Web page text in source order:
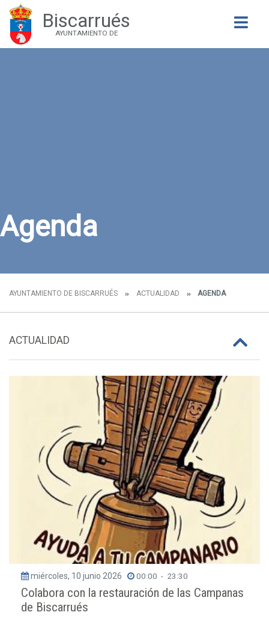
Biscarrués
AYUNTAMIENTO DE
Agenda
AYUNTAMIENTO DE BISCARRUÉS ACTUALIDAD AGENDA
ACTUALIDAD
miércoles, 10 junio 2026 00:00 - 23:30
Colabora con la restauración de las Campanas
de Biscarrués